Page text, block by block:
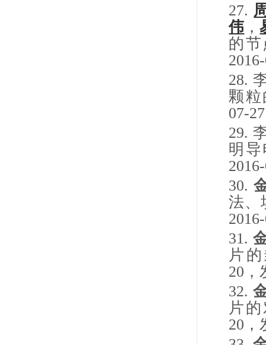
27.
伟 ，
的
28.
颗
07-27
29.
明
30.
法、
31.
片
20
32.
片
20